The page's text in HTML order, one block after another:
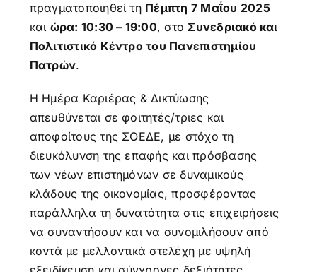
πραγματοποιηθεί τη Πέμπτη 7 Μαΐου 2025
και ώρα: 10:30 – 19:00, στοΣυνεδριακό και
Πολιτιστικό Κέντρο του Πανεπιστημίου
Πατρών.
Η Ημέρα Καριέρας & Δικτύωσης
απευθύνεται σε φοιτητές/τριες και
αποφοίτους της ΣΟΕΔΕ, με στόχο τη
διευκόλυνση της επαφής και πρόσβασης
των νέων επιστημόνων σε δυναμικούς
κλάδους της οικονομίας, προσφέροντας
παράλληλα τη δυνατότητα στις επιχειρήσεις
να συναντήσουν και να συνομιλήσουν από
κοντά με μελλοντικά στελέχη με υψηλή